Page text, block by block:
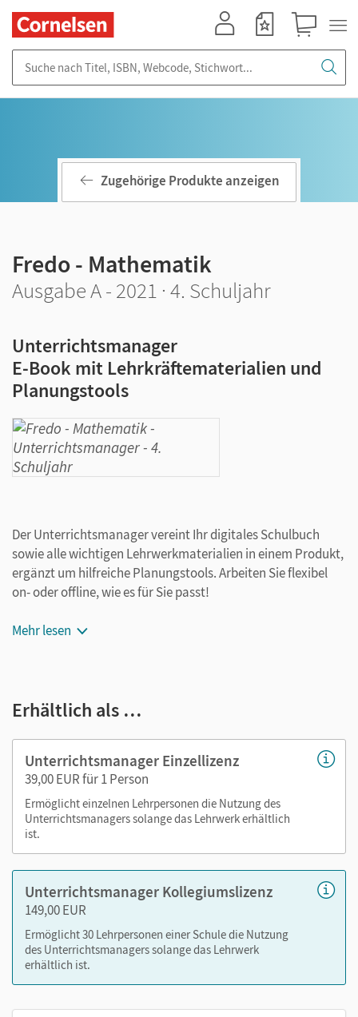
Zugehörige Produkte anzeigen
Fredo - Mathematik
Ausgabe A - 2021 · 4. Schuljahr
Unterrichtsmanager
E-Book mit Lehrkräftematerialien und
Planungstools
Der Unterrichtsmanager vereint Ihr digitales Schulbuch
sowie alle wichtigen Lehrwerkmaterialien in einem Produkt,
ergänzt um hilfreiche Planungstools. Arbeiten Sie flexibel
on- oder offline, wie es für Sie passt!
Ihr Unterrichtsmanager zu
Ansicht
Lösungen zu Schulbuch und den Arbeits- und
editierbare, differenzierte Kopiervorlagen (mit
editierbare Fördermaterialien (mit Lösungen)
weitere Kopiervorlagen für die
Unterrichtsorganisation
editierbare Lernzielkontrollen (mit Lösungen)
Beobachtungsbögen
Tafelbilder für Einstiege und Spielanleitungen
Erklärvideos aus der Cornelsen Lernen App – innerhalb
Mehr lesen
Erhältlich als …
Unterrichtsmanager Einzellizenz
39,00 EUR für 1 Person
Ermöglicht einzelnen Lehrpersonen die Nutzung des
Unterrichtsmanagers solange das Lehrwerk erhältlich
ist.
Unterrichtsmanager Kollegiumslizenz
149,00 EUR
Ermöglicht 30 Lehrpersonen einer Schule die Nutzung
des Unterrichtsmanagers solange das Lehrwerk
erhältlich ist.